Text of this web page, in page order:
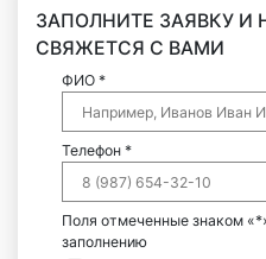
ЗАПОЛНИТЕ ЗАЯВКУ
СВЯЖЕТСЯ С ВАМИ
ФИО *
Телефон *
Поля отмеченные знаком
заполнению